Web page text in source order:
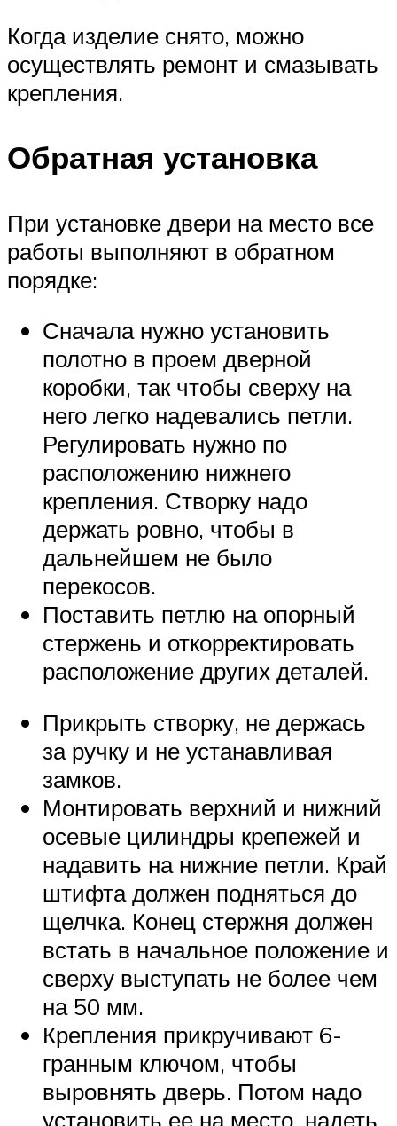
Когда изделие снято, можно
осуществлять ремонт и смазывать
крепления.
Обратная установка
При установке двери на место все
работы выполняют в обратном
порядке:
Сначала нужно установить
полотно в проем дверной
коробки, так чтобы сверху на
него легко надевались петли.
Регулировать нужно по
расположению нижнего
крепления. Створку надо
держать ровно, чтобы в
дальнейшем не было
перекосов.
Поставить петлю на опорный
стержень и откорректировать
расположение других деталей.
Прикрыть створку, не держась
за ручку и не устанавливая
замков.
Монтировать верхний и нижний
осевые цилиндры крепежей и
надавить на нижние петли. Край
штифта должен подняться до
щелчка. Конец стержня должен
встать в начальное положение и
сверху выступать не более чем
на 50 мм.
Крепления прикручивают 6-
гранным ключом, чтобы
выровнять дверь. Потом надо
установить ее на место, надеть